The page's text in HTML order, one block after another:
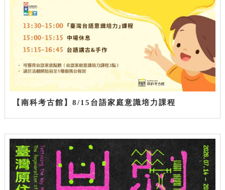
【南科考古館】8/15台語家庭意識培力課程